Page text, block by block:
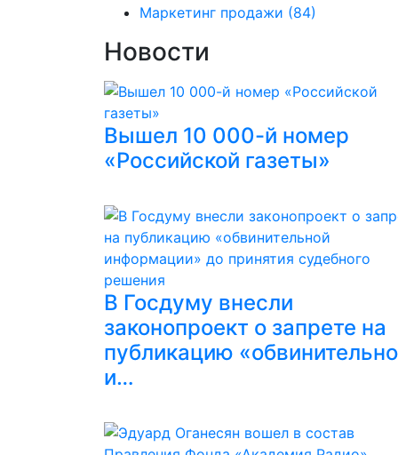
Маркетинг продажи (84)
Новости
Вышел 10 000-й номер
«Российской газеты»
В Госдуму внесли
законопроект о запрете на
публикацию
и…